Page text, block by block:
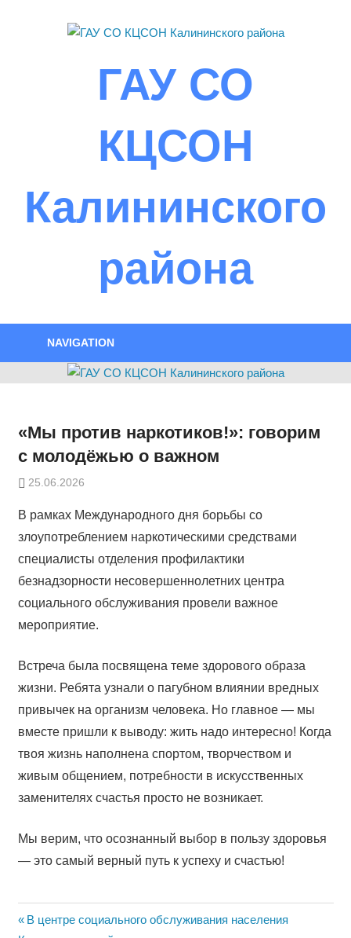
ГАУ СО
КЦСОН
Калининского
района
NAVIGATION
«Мы против наркотиков!»: говорим
с молодёжью о важном
25.06.2026
В рамках Международного дня борьбы со
злоупотреблением наркотическими средствами
специалисты отделения профилактики
безнадзорности несовершеннолетних центра
социального обслуживания провели важное
мероприятие.
Встреча была посвящена теме здорового образа
жизни. Ребята узнали о пагубном влиянии вредных
привычек на организм человека. Но главное — мы
вместе пришли к выводу: жить надо интересно! Когда
твоя жизнь наполнена спортом, творчеством и
живым общением, потребности в искусственных
заменителях счастья просто не возникает.
Мы верим, что осознанный выбор в пользу здоровья
— это самый верный путь к успеху и счастью!
Навигация
Previous
В центре социального обслуживания населения